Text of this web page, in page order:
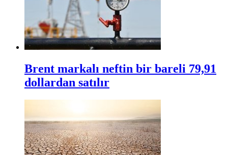
Brent markalı neftin bir bareli 79,91
dollardan satılır